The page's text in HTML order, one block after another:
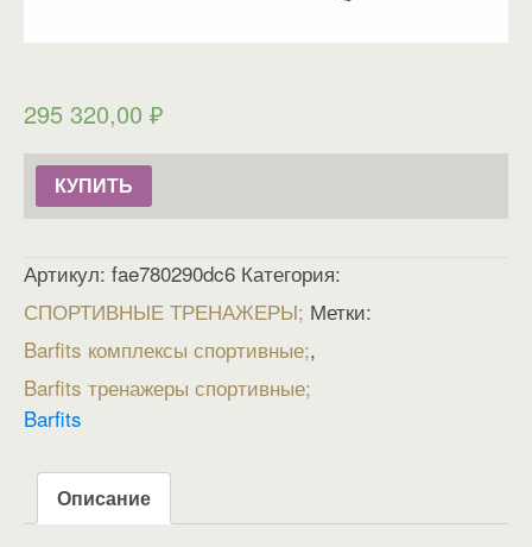
295 320,00 ₽
КУПИТЬ
Артикул: fae780290dc6 Категория:
СПОРТИВНЫЕ ТРЕНАЖЕРЫ Метки:
Barfits комплексы спортивные ,
Barfits тренажеры спортивные
Barfits
Описание